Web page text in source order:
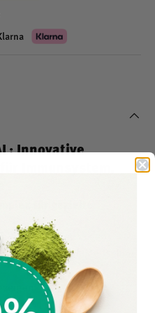
Innovative
hochwertiger
von Menschen
normale Funktion des
und Schleimhäute legen.
, Beta